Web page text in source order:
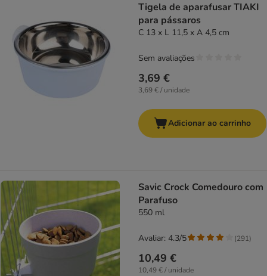
Tigela de aparafusar TIAKI
para pássaros
C 13 x L 11,5 x A 4,5 cm
3,69 €
3,69 € / unidade
Sem avaliações
Adicionar ao carrinho
Savic Crock Comedouro com
Parafuso
550 ml
10,49 €
10,49 € / unidade
Avaliar: 4.3/5 (291)